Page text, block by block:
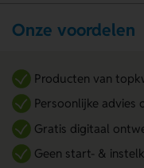
Onze voordelen
Producten van
Persoonlijke advies
Gratis digitaal
Geen start- &